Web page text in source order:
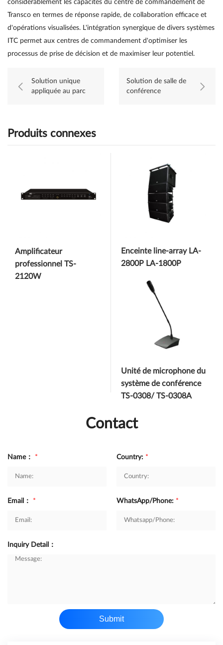
considérablement les capacités du centre de commandement de
Transco en termes de réponse rapide, de collaboration efficace et
d'opérations visualisées. L'intégration synergique de divers systèmes
ITC permet aux centres de commandement d'optimiser les
processus de prise de décision et de maximiser leur potentiel.
Solution unique
appliquée au parc
Solution de salle de
conférence
Produits connexes
Amplificateur
professionnel TS-
2120W
Enceinte line-array LA-
2800P LA-1800P
Unité de microphone du
système de conférence
TS-0308/ TS-0308A
Contact
Name： * Country: *
Email： * WhatsApp/Phone: *
Inquiry Detail：
Submit